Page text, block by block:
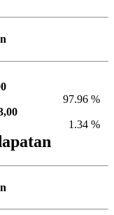
97.96 %
1.34 %